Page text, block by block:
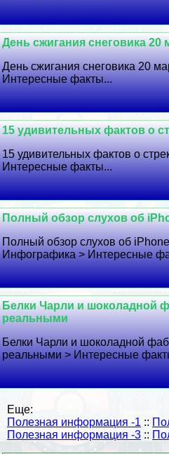
День сжигания снеговика 20
День сжигания снеговика 20
Интересные факты...
15 удивительных фактов о
15 удивительных фактов о
Интересные факты...
Полный обзор слухов об
Полный обзор слухов об
Инфографика > Интересные
Белки Чарли и шоколадной
реальными
Белки Чарли и шоколадной
реальными > Интересные
Еще:
Полезная информация -1 ::
Полезная информация -3 ::